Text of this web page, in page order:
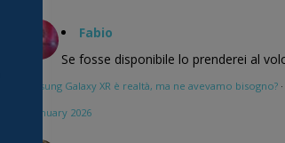
Fabio
Se fosse disponibile lo prenderei al
Samsung Galaxy XR è realtà, ma ne avevamo bisogno? ·
16 January 2026